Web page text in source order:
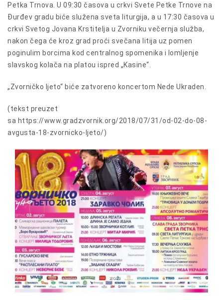
Petka Trnova. U 09:30 časova u crkvi Svete Petke Trnove na
Đurđev gradu biće služena sveta liturgija, a u 17:30 časova u
crkvi Svetog Jovana Krstitelja u Zvorniku večernja služba,
nakon čega će kroz grad proći svečana litija uz pomen
poginulim borcima kod centralnog spomenika i lomljenje
slavskog kolača na platou ispred „Kasine“.
„Zvorničko ljeto“ biće zatvoreno koncertom Nede Ukraden.
(tekst preuzet
sa https://www.gradzvornik.org/2018/07/31/od-02-do-08-
avgusta-18-zvornicko-ljeto/)